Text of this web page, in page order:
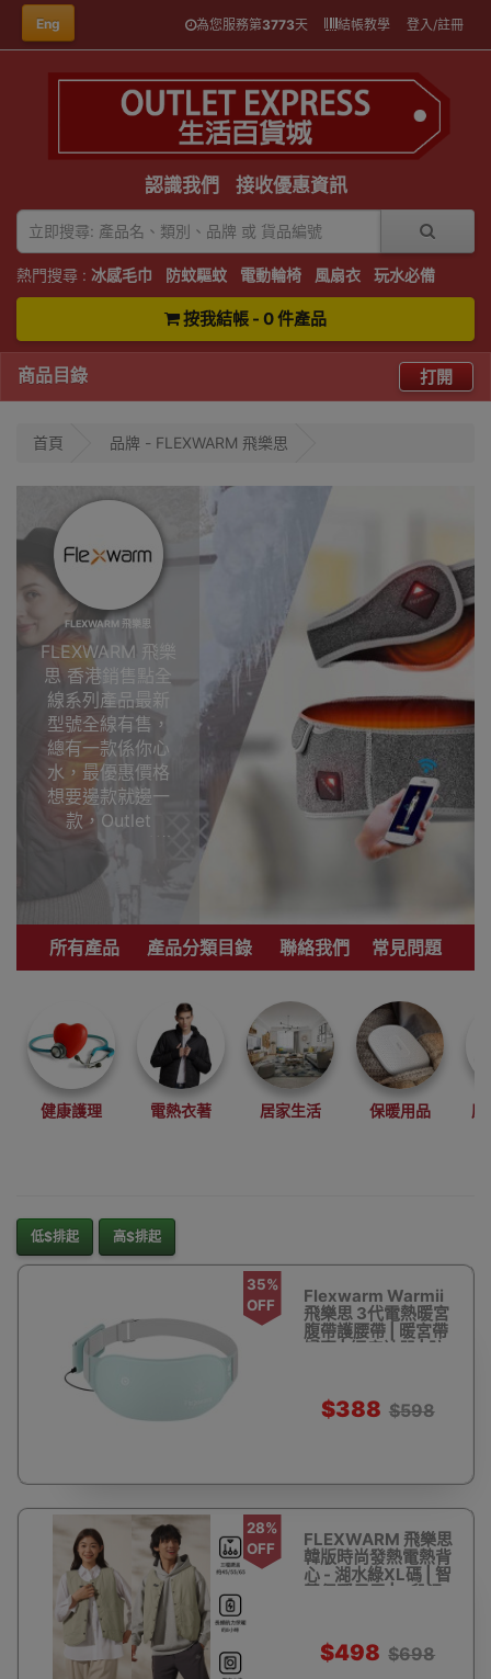
Eng 為您服務第3773天 結帳教學 登入/註冊
認識我們 接收優惠資訊
熱門搜尋 : 冰感毛巾 防蚊驅蚊 電動輪椅 風扇衣 玩水必備
按我結帳 - 0 件產品
商品目錄 打開
首頁 品牌 - FLEXWARM 飛樂思
FLEXWARM 飛樂思
FLEXWARM 飛樂
思 香港銷售點全
線系列產品最新
型號全線有售，
總有一款係你心
水，最優惠價格
想要邊款就邊一
款，Outlet
Express HK香港
觀塘陳列室選
購!FLEXWARM
所有產品
產品分類目錄 聯絡我們 常見問題
健康護理 電熱衣著 居家生活 保暖用品 康
低$排起 高$排起
35%
OFF
Flexwarm Warmii
飛樂思 3代電熱暖宮
腹帶護腰帶 | 暖宮帶
婦寶 | 經痛神器 | 防
$388 $598
28%
OFF
FLEXWARM 飛樂思
韓版時尚發熱電熱背
心 - 湖水綠XL碼 | 智
慧保暖馬甲 | 3段溫
$498 $698